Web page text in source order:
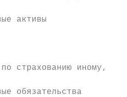
активы
страхованию иному, чем